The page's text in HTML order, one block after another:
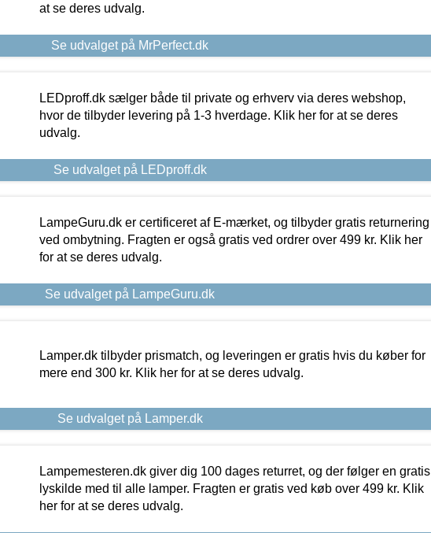
at se deres udvalg.
Se udvalget på MrPerfect.dk
LEDproff.dk sælger både til private og erhverv via deres webshop,
hvor de tilbyder levering på 1-3 hverdage. Klik her for at se deres
udvalg.
Se udvalget på LEDproff.dk
LampeGuru.dk er certificeret af E-mærket, og tilbyder gratis returnering
ved ombytning. Fragten er også gratis ved ordrer over 499 kr. Klik her
for at se deres udvalg.
Se udvalget på LampeGuru.dk
Lamper.dk tilbyder prismatch, og leveringen er gratis hvis du køber for
mere end 300 kr. Klik her for at se deres udvalg.
Se udvalget på Lamper.dk
Lampemesteren.dk giver dig 100 dages returret, og der følger en gratis
lyskilde med til alle lamper. Fragten er gratis ved køb over 499 kr. Klik
her for at se deres udvalg.